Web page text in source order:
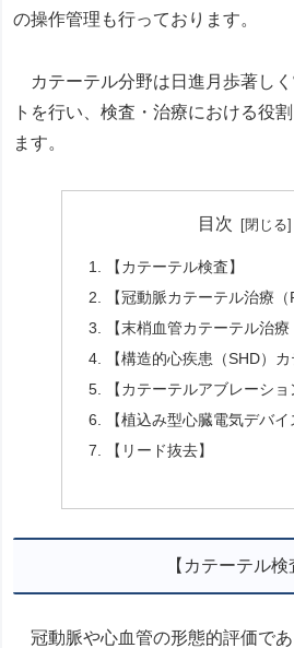
の操作管理も行っております。
カテーテル分野は日進月歩著し
トを行い、検査・治療における役
ます。
目次
【カテーテル検査】
【冠動脈カテーテル治療（
【末梢血管カテーテル治療
【構造的心疾患（SHD）カ
【カテーテルアブレーショ
【植込み型心臓電気デバイ
【リード抜去】
【カテーテル検
冠動脈や心血管の形態的評価で